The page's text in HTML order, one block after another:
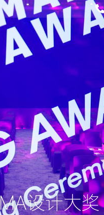
设计大奖